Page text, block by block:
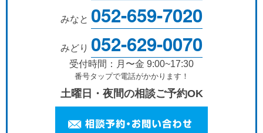
みなと 052-659-7020
みどり 052-629-0070
受付時間：月〜金 9:00~17:30
番号タップで電話がかかります！
土曜日・夜間の相談ご予約OK